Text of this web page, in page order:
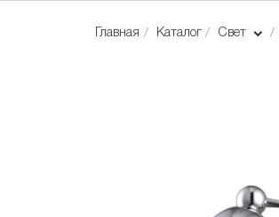
Главная Каталог Свет